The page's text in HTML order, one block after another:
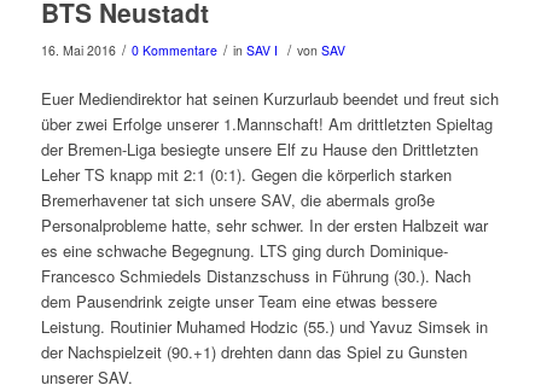
BTS Neustadt
16. Mai 2016 / 0 Kommentare / in SAV I / von SAV
Euer Mediendirektor hat seinen Kurzurlaub beendet und freut sich
über zwei Erfolge unserer 1.Mannschaft! Am drittletzten Spieltag
der Bremen-Liga besiegte unsere Elf zu Hause den Drittletzten
Leher TS knapp mit 2:1 (0:1). Gegen die körperlich starken
Bremerhavener tat sich unsere SAV, die abermals große
Personalprobleme hatte, sehr schwer. In der ersten Halbzeit war
es eine schwache Begegnung. LTS ging durch Dominique-
Francesco Schmiedels Distanzschuss in Führung (30.). Nach
dem Pausendrink zeigte unser Team eine etwas bessere
Leistung. Routinier Muhamed Hodzic (55.) und Yavuz Simsek in
der Nachspielzeit (90.+1) drehten dann das Spiel zu Gunsten
unserer SAV.